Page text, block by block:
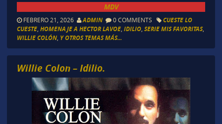
MDV
FEBRERO 21, 2026 ADMIN 0 COMMENTS
CUESTE LO
CUESTE, HOMENAJE A HECTOR LAVOE, IDILIO, SERIE MIS FAVORITAS,
WILLIE COLÓN, Y OTROS TEMAS MÁS...
Willie Colon – Idilio.